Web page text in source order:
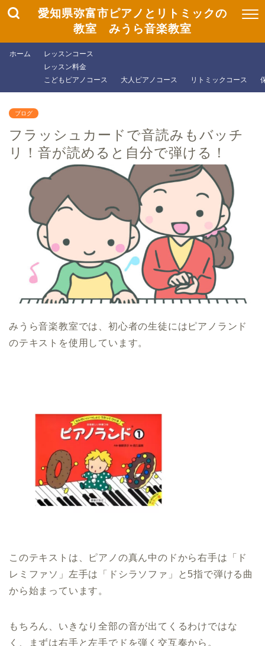
愛知県弥富市ピアノとリトミックの
教室 みうら音楽教室
ホーム
レッスンコース
レッスン料金
こどもピアノコース
大人ピアノコース リトミックコース
ブログ
フラッシュカードで音読みもバッチ
リ！音が読めると自分で弾ける！
みうら音楽教室では、初心者の生徒にはピアノランド
のテキストを使用しています。
このテキストは、ピアノの真ん中のドから右手は「ド
レミファソ」左手は「ドシラソファ」と5指で弾ける曲
から始まっています。
もちろん、いきなり全部の音が出てくるわけではな
く、まずは右手と左手でドを弾く交互奏から。